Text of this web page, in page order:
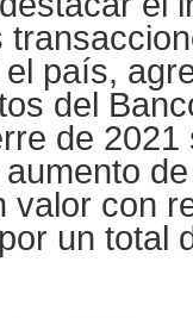
el país,
del
de 2021
aumento
valor con
un total